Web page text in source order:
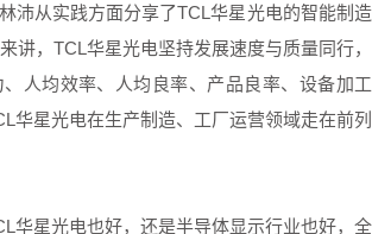
沛从实践方面分享了TCL华星光电的智能制造
讲，TCL华星光电坚持发展速度与质量同行，
人均效率、人均良率、产品良率、设备加工
华星光电在生产制造、工厂运营领域走在前列
华星光电也好，还是半导体显示行业也好，全